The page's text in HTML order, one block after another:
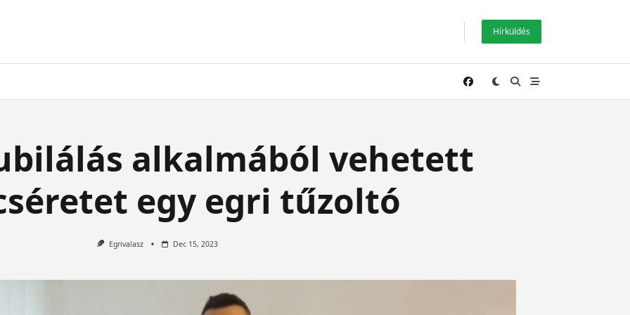
Hírküldés
alkalmából vehetett
egy egri tűzoltó
Egrivalasz Dec 15, 2023